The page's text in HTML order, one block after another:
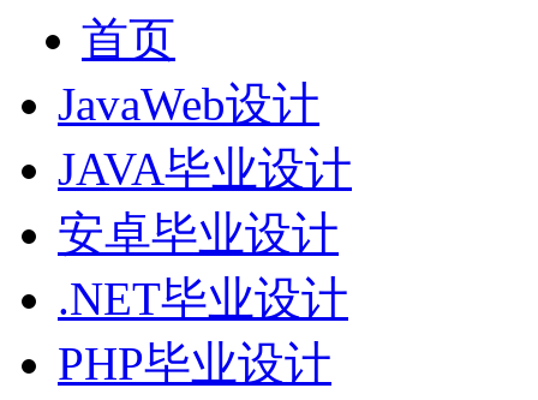
首页
JavaWeb设计
JAVA毕业设计
安卓毕业设计
.NET毕业设计
PHP毕业设计